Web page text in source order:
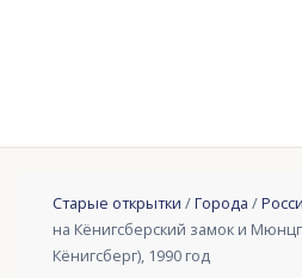
Старые открытки /Города /
на Кёнигсберский замок и
Кёнигсберг), 1990 год